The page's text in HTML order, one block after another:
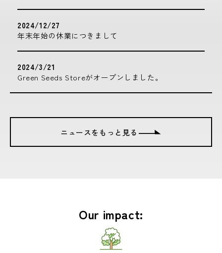
2024/12/27
年末年始の休業につきまして
2024/3/21
Green Seeds Storeがオープンしました。
ニュースをもっと見る
Our impact: